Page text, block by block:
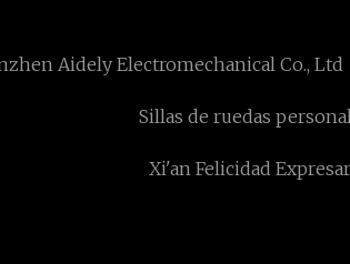
Aidely Electromechanical Co., Ltd
Sillas de ruedas
Xi'an Felicidad